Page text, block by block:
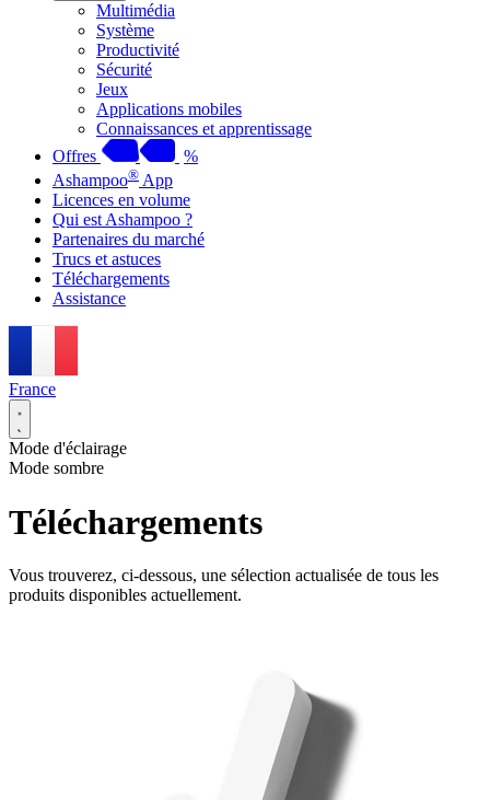
Multimédia
Système
Productivité
Sécurité
Jeux
Applications mobiles
Connaissances et apprentissage
Offres
%
Ashampoo® App
Licences en volume
Qui est Ashampoo ?
Partenaires du marché
Trucs et astuces
Téléchargements
Assistance
France
Mode d'éclairage
Mode sombre
Téléchargements
Vous trouverez, ci-dessous, une sélection actualisée de tous les
produits disponibles actuellement.